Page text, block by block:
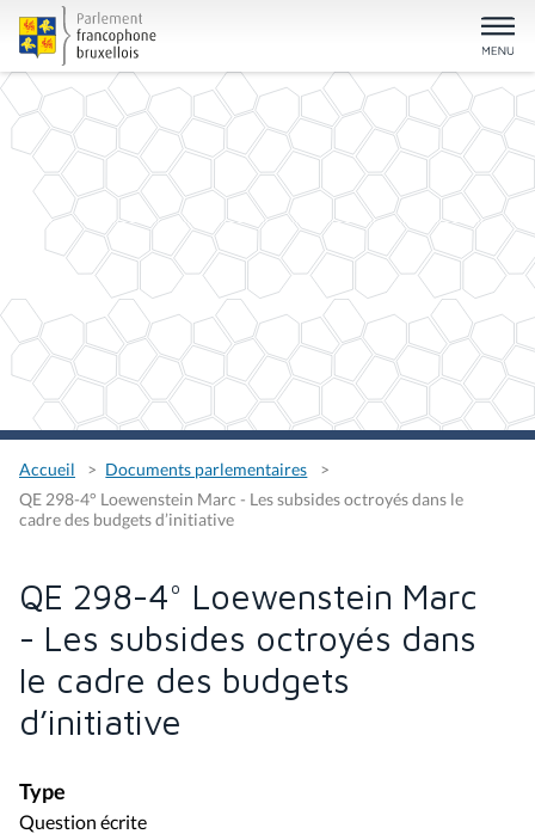
Accueil
Documents parlementaires
QE 298-4° Loewenstein Marc - Les subsides octroyés dans le
cadre des budgets d’initiative
QE 298-4° Loewenstein Marc
- Les subsides octroyés dans
le cadre des budgets
d’initiative
Type
Question écrite